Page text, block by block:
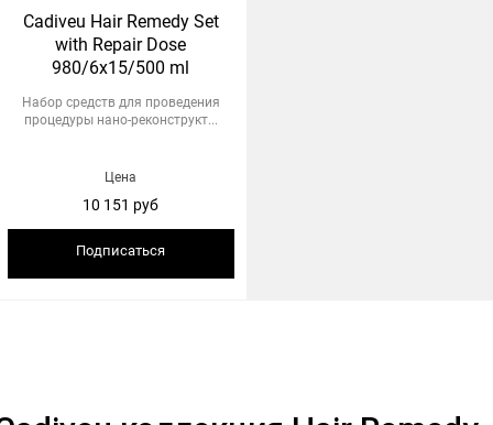
Cadiveu Hair Remedy Set
with Repair Dose
980/6x15/500 ml
Набор средств для проведения
процедуры нано-реконструкт...
Цена
10 151 руб
Подписаться